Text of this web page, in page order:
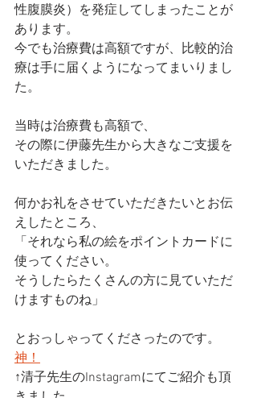
性腹膜炎）を発症してしまったことが
あります。
今でも治療費は高額ですが、比較的治
療は手に届くようになってまいりまし
た。
当時は治療費も高額で、
その際に伊藤先生から大きなご支援を
いただきました。
何かお礼をさせていただきたいとお伝
えしたところ、
「それなら私の絵をポイントカードに
使ってください。
そうしたらたくさんの方に見ていただ
けますものね」
とおっしゃってくださったのです。
神！
↑清子先生のInstagramにてご紹介も頂